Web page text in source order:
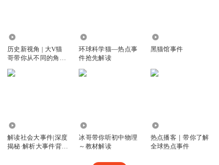
历史新视角 | 大V猫
哥带你从不同的角度
后的故事【超低价】
环球科学猫—热点事
件抢先解读
黑猫馆事件
解读社会大事件|深度
揭秘·解析大事件背后
冰哥带你听初中物理
～教材解读
热点播客｜带你了解
全球热点事件